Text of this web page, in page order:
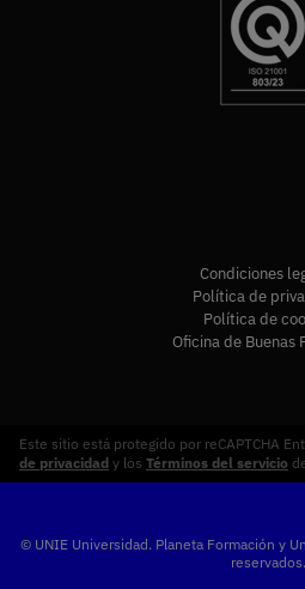
Condiciones
Política de
Política de
Oficina de Buenas
Este sitio está protegido por reCAPTCHA
de privacidad y los Términos del servicio
© UNIE Universidad. Planeta Formación y
reservados.